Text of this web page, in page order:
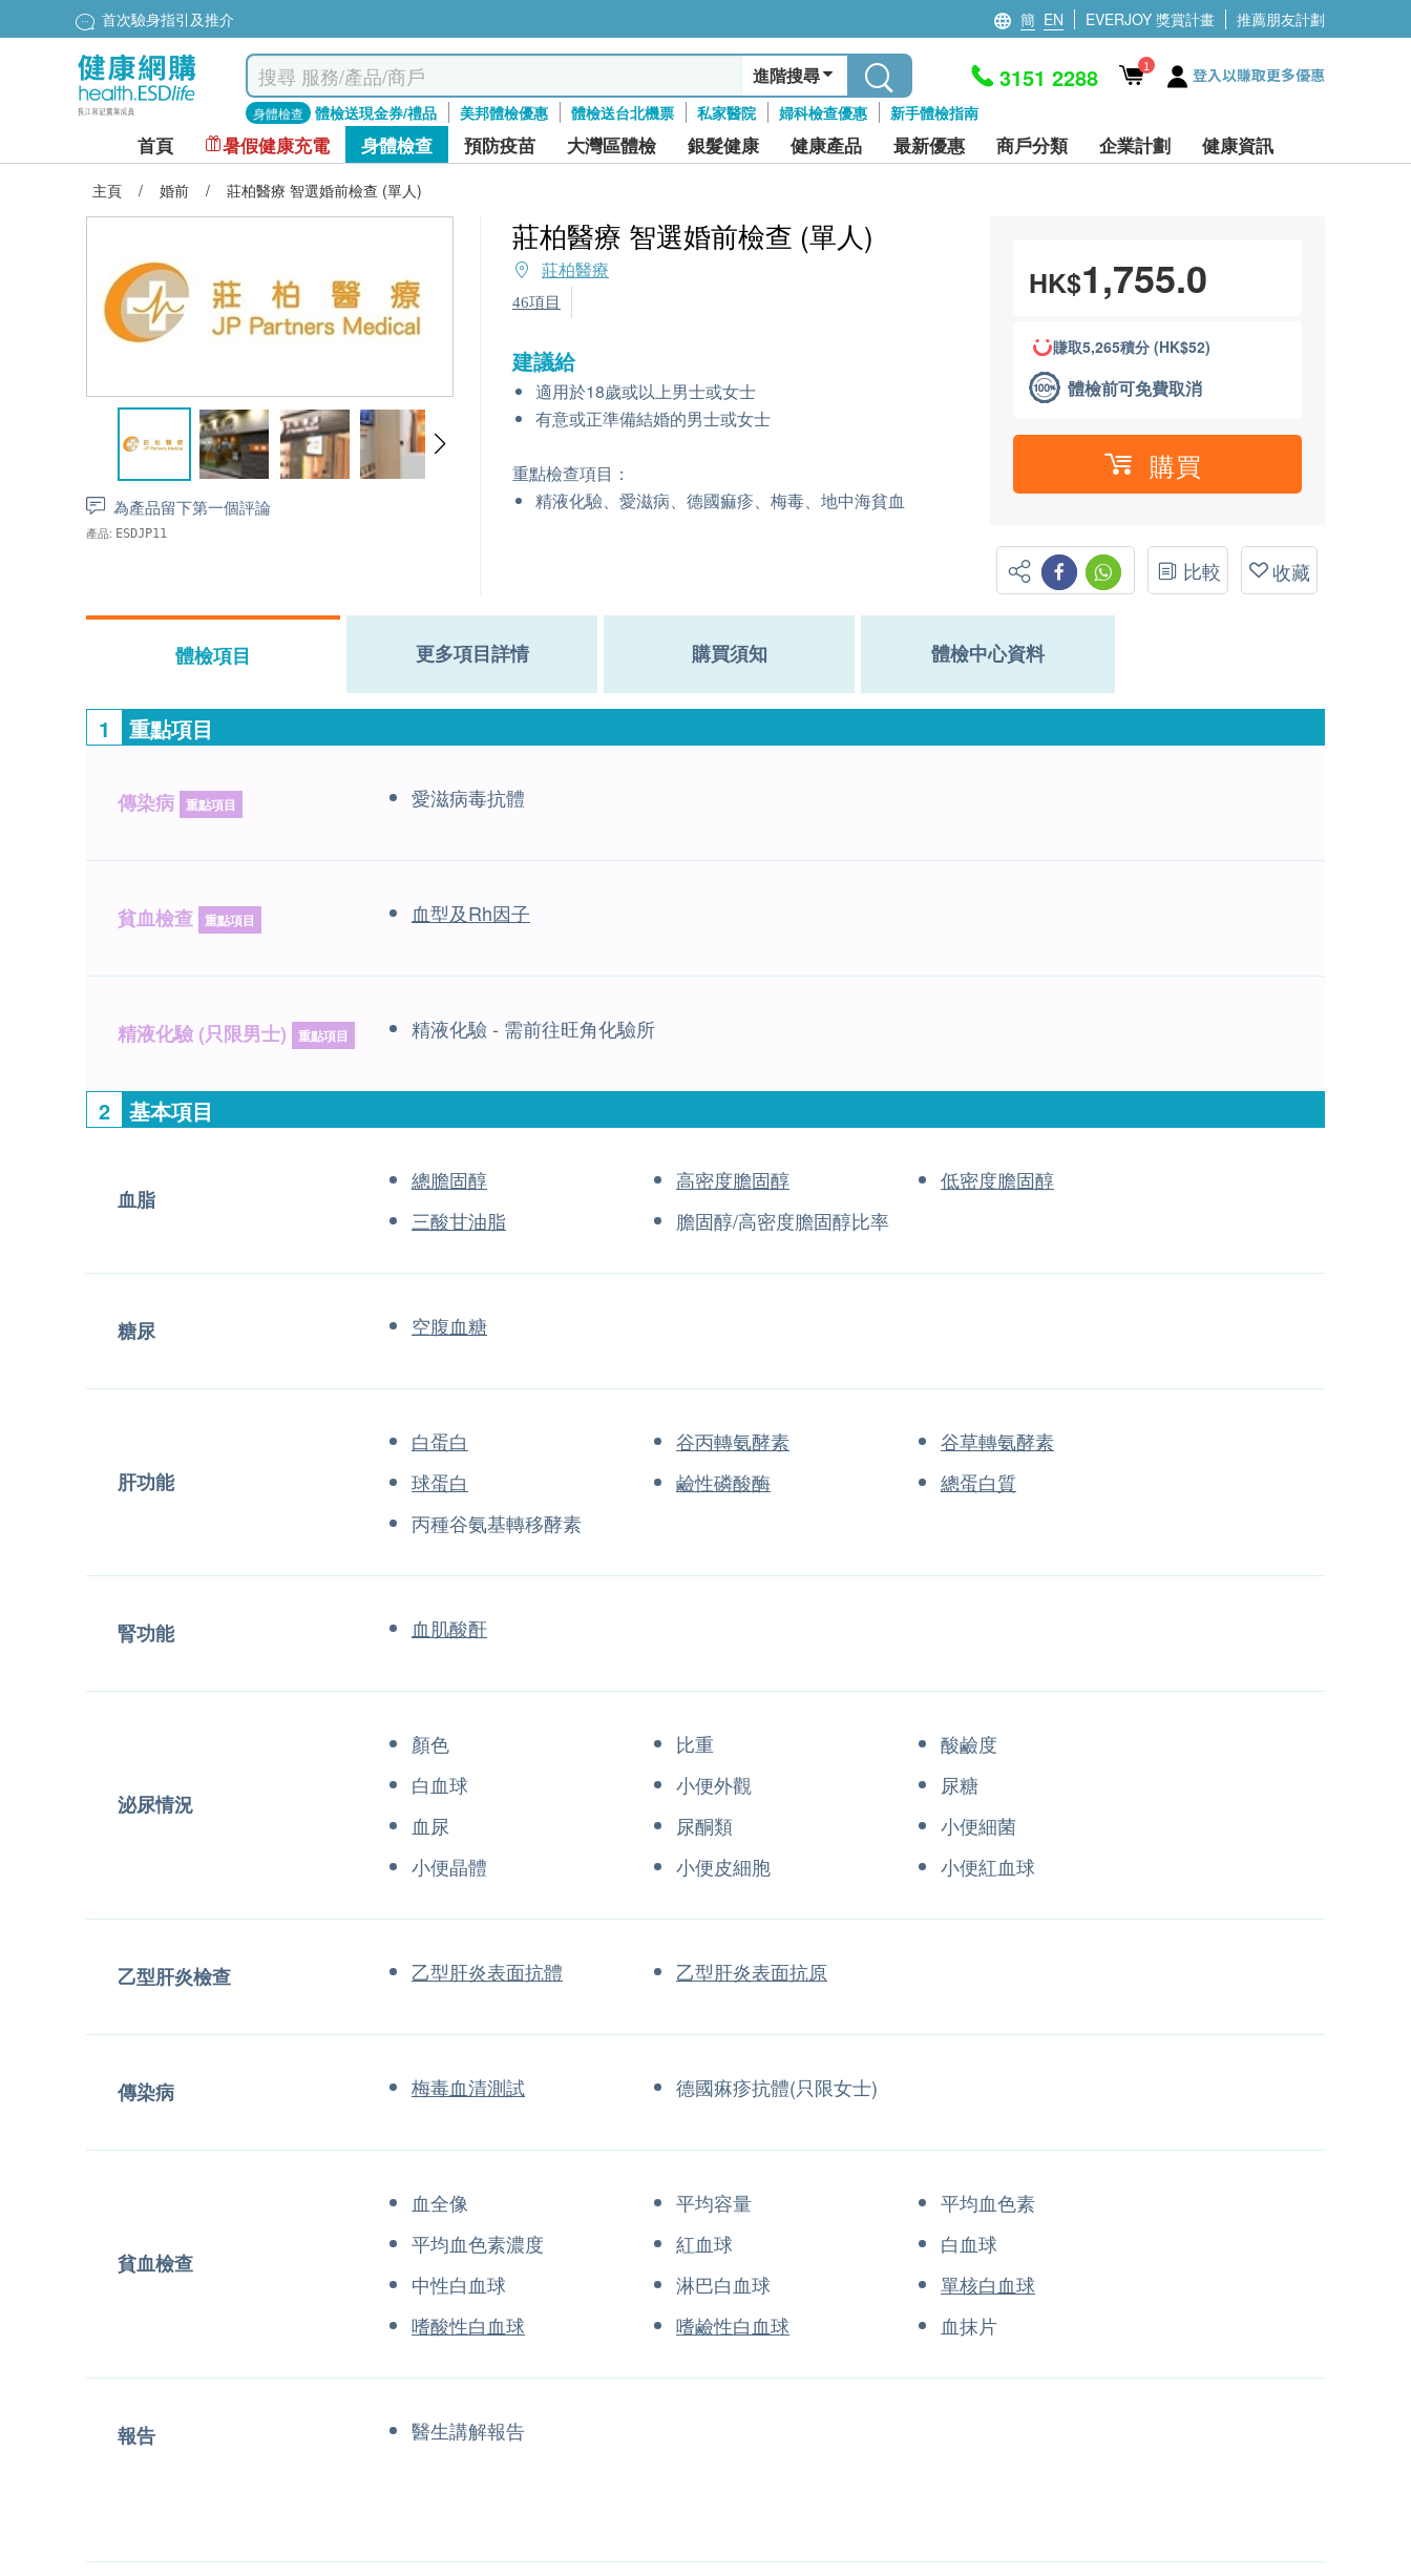
首次驗身指引及推介 簡 EN EVERJOY 獎賞計畫 推薦朋友計劃
進階搜尋
身體檢查 體檢送現金券/禮品 美邦體檢優惠 體檢送台北機票 私家醫院 婦科檢查優惠 新手體檢指南
3151 2288 1 登入以賺取更多優惠
首頁 暑假健康充電 身體檢查 預防疫苗 大灣區體檢 銀髮健康 健康產品 最新優惠 商戶分類 企業計劃 健康資訊
主頁 / 婚前 / 莊柏醫療 智選婚前檢查 (單人)
為產品留下第一個評論
產品: ESDJP11
莊柏醫療 智選婚前檢查 (單人)
莊柏醫療
46項目
建議給
適用於18歲或以上男士或女士
有意或正準備結婚的男士或女士
重點檢查項目：
精液化驗、愛滋病、德國痲疹、梅毒、地中海貧血
HK$1,755.0
賺取5,265積分 (HK$52)
體檢前可免費取消
購買
比較 收藏
體檢項目 更多項目詳情 購買須知 體檢中心資料
1 重點項目
傳染病 重點項目 愛滋病毒抗體
貧血檢查 重點項目 血型及Rh因子
精液化驗 (只限男士) 重點項目 精液化驗 - 需前往旺角化驗所
2 基本項目
血脂
總膽固醇 高密度膽固醇
低密度膽固醇
三酸甘油脂
膽固醇/高密度膽固醇比率
糖尿 空腹血糖
肝功能
白蛋白 谷丙轉氨酵素
谷草轉氨酵素
球蛋白
鹼性磷酸酶
總蛋白質
丙種谷氨基轉移酵素
腎功能 血肌酸酐
泌尿情況
顏色 比重
酸鹼度
白血球
小便外觀
尿糖
血尿
尿酮類
小便細菌
小便晶體
小便皮細胞 小便紅血球
乙型肝炎檢查 乙型肝炎表面抗體 乙型肝炎表面抗原
傳染病 梅毒血清測試 德國痳疹抗體(只限女士)
貧血檢查
血全像 平均容量
平均血色素
平均血色素濃度
紅血球
白血球
中性白血球
淋巴白血球
單核白血球
嗜酸性白血球
嗜鹼性白血球 血抹片
報告 醫生講解報告